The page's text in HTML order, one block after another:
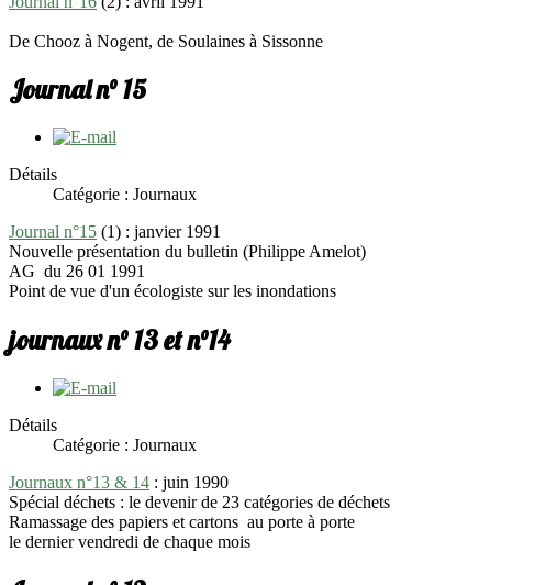
De Chooz à Nogent, de Soulaines à Sissonne
Journal n° 15
Détails
Catégorie : Journaux
Journal n°15 (1) : janvier 1991
Nouvelle présentation du bulletin (Philippe Amelot)
AG du 26 01 1991
Point de vue d'un écologiste sur les inondations
journaux n° 13 et n°14
Détails
Catégorie : Journaux
Journaux n°13 & 14 : juin 1990
Spécial déchets : le devenir de 23 catégories de déchets
Ramassage des papiers et cartons au porte à porte
le dernier vendredi de chaque mois